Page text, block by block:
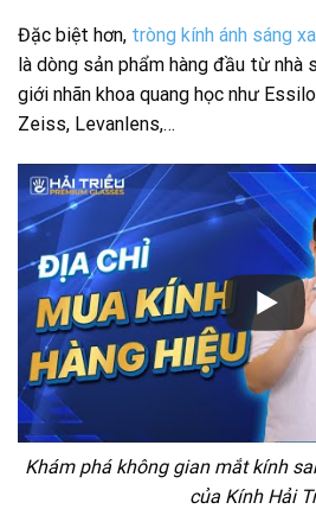
Đặc biệt hơn, tròng kính ánh sáng
là dòng sản phẩm hàng đầu từ
giới nhãn khoa quang học như
Zeiss, Levanlens,…
Khám phá không gian mắt kính
của Kính Hải